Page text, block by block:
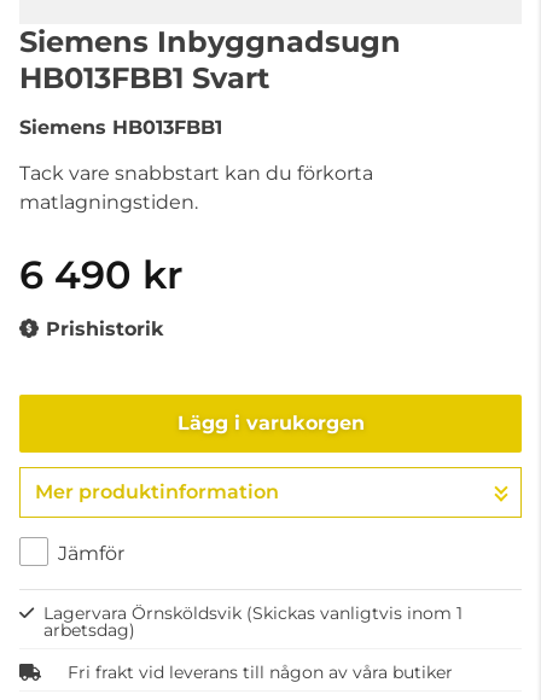
Siemens Inbyggnadsugn
HB013FBB1 Svart
Siemens HB013FBB1
Tack vare snabbstart kan du förkorta
matlagningstiden.
6 490 kr
Prishistorik
Lägg i varukorgen
Gå till kassan
Mer produktinformation
Jämför
Lagervara Örnsköldsvik (Skickas vanligtvis inom 1
arbetsdag)
Fri frakt vid leverans till någon av våra butiker